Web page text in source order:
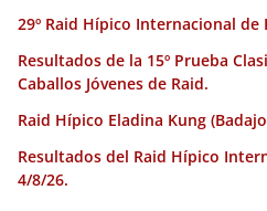
29º Raid Hípico Internacional de
Resultados de la 15º Prueba
Caballos Jóvenes de Raid.
Raid Hípico Eladina Kung
Resultados del Raid Hípico
4/8/26.